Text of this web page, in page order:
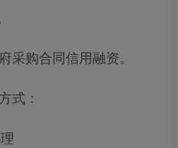
采购合同信用融资。
式：